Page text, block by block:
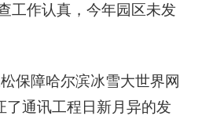
工作认真，今年园区未发
保障哈尔滨冰雪大世界网
了通讯工程日新月异的发